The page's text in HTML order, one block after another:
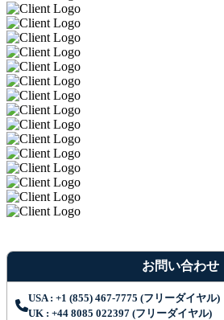
お問い合わせ
USA : +1 (855) 467-7775 (フリーダイヤル)
UK : +44 8085 022397 (フリーダイヤル)